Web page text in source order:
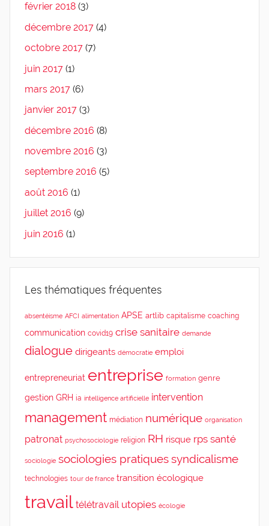
février 2018 (3)
décembre 2017 (4)
octobre 2017 (7)
juin 2017 (1)
mars 2017 (6)
janvier 2017 (3)
décembre 2016 (8)
novembre 2016 (3)
septembre 2016 (5)
août 2016 (1)
juillet 2016 (9)
juin 2016 (1)
Les thématiques fréquentes
absentéisme AFCI alimentation APSE artlib capitalisme coaching
communication covid19 crise sanitaire demande
dialogue dirigeants démocratie emploi
entrepreneuriat entreprise formation genre
gestion GRH ia intelligence artificielle intervention
management médiation numérique organisation
patronat psychosociologie religion RH risque rps santé
sociologie sociologies pratiquessyndicalisme
technologies tour de france transition écologique
travail télétravail utopies écologie